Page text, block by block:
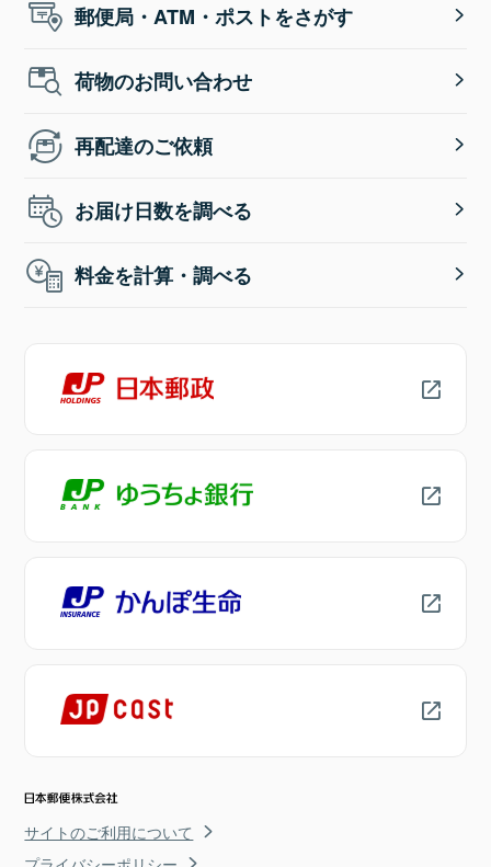
郵便局・ATM・ポストをさがす
荷物のお問い合わせ
再配達のご依頼
お届け日数を調べる
料金を計算・調べる
サイトのご利用について